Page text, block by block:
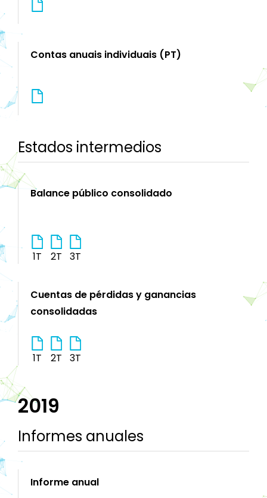
Contas anuais individuais (PT)
Estados intermedios
Balance público consolidado
1T 2T 3T
Cuentas de pérdidas y ganancias
consolidadas
1T 2T 3T
2019
Informes anuales
Informe anual